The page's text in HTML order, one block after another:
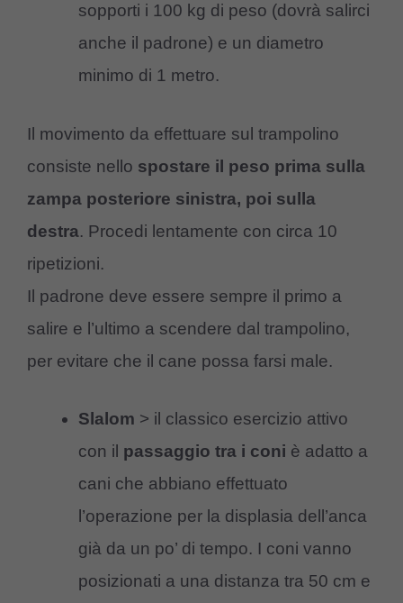
sopporti i 100 kg di peso (dovrà salirci
anche il padrone) e un diametro
minimo di 1 metro.
Il movimento da effettuare sul trampolino
consiste nello spostare il peso prima sulla
zampa posteriore sinistra, poi sulla
destra. Procedi lentamente con circa 10
ripetizioni.
Il padrone deve essere sempre il primo a
salire e l’ultimo a scendere dal trampolino,
per evitare che il cane possa farsi male.
Slalom > il classico esercizio attivo
con il passaggio tra i coni è adatto a
cani che abbiano effettuato
l’operazione per la displasia dell’anca
già da un po’ di tempo. I coni vanno
posizionati a una distanza tra 50 cm e